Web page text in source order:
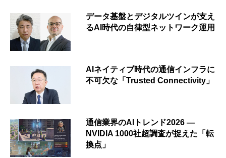
データ基盤とデジタルツインが支え
るAI時代の自律型ネットワーク運用
AIネイティブ時代の通信インフラに
不可欠な「Trusted Connectivity」
通信業界のAIトレンド2026 ―
NVIDIA 1000社超調査が捉えた「転
換点」